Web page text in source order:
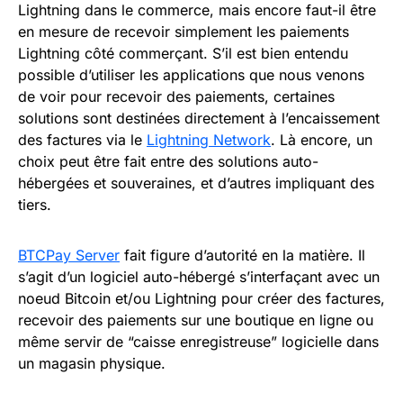
Lightning dans le commerce, mais encore faut-il être
en mesure de recevoir simplement les paiements
Lightning côté commerçant. S’il est bien entendu
possible d’utiliser les applications que nous venons
de voir pour recevoir des paiements, certaines
solutions sont destinées directement à l’encaissement
des factures via le Lightning Network. Là encore, un
choix peut être fait entre des solutions auto-
hébergées et souveraines, et d’autres impliquant des
tiers.
BTCPay Server fait figure d’autorité en la matière. Il
s’agit d’un logiciel auto-hébergé s’interfaçant avec un
noeud Bitcoin et/ou Lightning pour créer des factures,
recevoir des paiements sur une boutique en ligne ou
même servir de “caisse enregistreuse” logicielle dans
un magasin physique.